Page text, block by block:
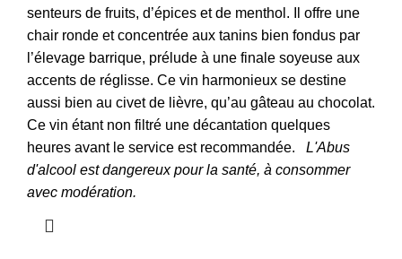
senteurs de fruits, d’épices et de menthol.
Il offre une
chair ronde et concentrée aux tanins bien fondus par
l’élevage barrique, prélude à une finale soyeuse aux
accents de réglisse. Ce vin harmonieux se destine
aussi bien au civet de lièvre, qu’au gâteau au chocolat.
Ce vin étant non filtré une décantation quelques
heures avant le service est recommandée.
L'Abus
d'alcool est dangereux pour la santé, à consommer
avec modération.